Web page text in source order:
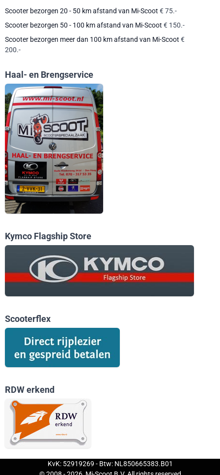
Scooter bezorgen 20 - 50 km afstand van Mi-Scoot € 75.-
Scooter bezorgen 50 - 100 km afstand van Mi-Scoot € 150.-
Scooter bezorgen meer dan 100 km afstand van Mi-Scoot €
200.-
Haal- en Brengservice
Kymco Flagship Store
Scooterflex
RDW erkend
KvK: 52919269 - Btw: NL850665383.B01